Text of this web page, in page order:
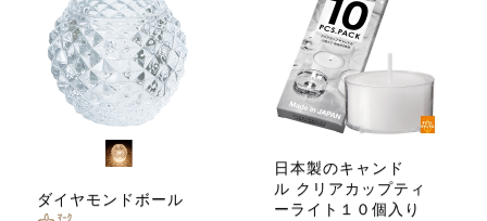
ダイヤモンドボール
日本製のキャンド
ル クリアカップティ
ーライト１０個入り